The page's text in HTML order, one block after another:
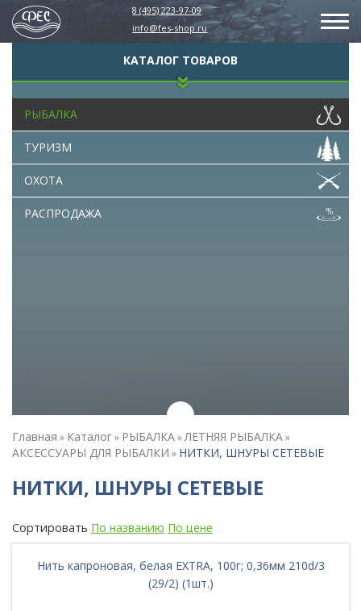
8 (495) 223-97-09
info@fes-shop.ru
КАТАЛОГ ТОВАРОВ
РЫБАЛКА
ТУРИЗМ
ОХОТА
РАСПРОДАЖА
Главная » Каталог» РЫБАЛКА»ЛЕТНЯЯ РЫБАЛКА»
АКСЕССУАРЫ ДЛЯ РЫБАЛКИ » НИТКИ, ШНУРЫ СЕТЕВЫЕ
НИТКИ, ШНУРЫ СЕТЕВЫЕ
Сортировать По названию По цене
Нить капроновая, белая EXTRA, 100г; 0,36мм 210d/3
(29/2) (1шт.)